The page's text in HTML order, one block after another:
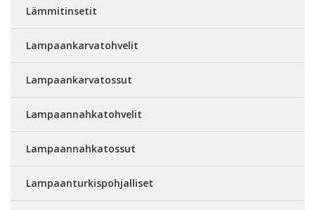
Lämmitinsetit
Lampaankarvatohvelit
Lampaankarvatossut
Lampaannahkatohvelit
Lampaannahkatossut
Lampaanturkispohjalliset